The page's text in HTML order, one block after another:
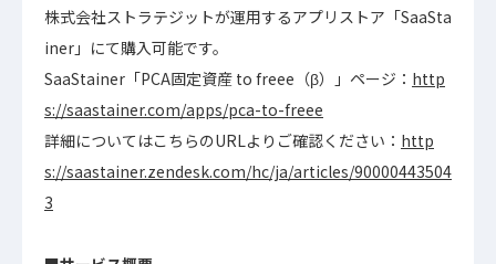
株式会社ストラテジットが運用するアプリストア「SaaSta
iner」にて購入可能です。
SaaStainer「PCA固定資産 to freee（β）」ページ： http
s://saastainer.com/apps/pca-to-freee
詳細についてはこちらのURLよりご確認ください： http
s://saastainer.zendesk.com/hc/ja/articles/90000443504
3